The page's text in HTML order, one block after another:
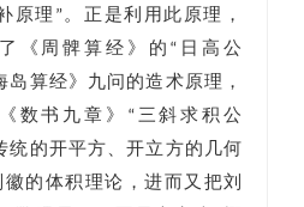
原理”。正是利用此原理，
《周髀算经》的“日高公
岛算经》九问的造术原理，
数书九章》“三斜求积公
统的开平方、开立方的几何
的体积理论，进而又把刘